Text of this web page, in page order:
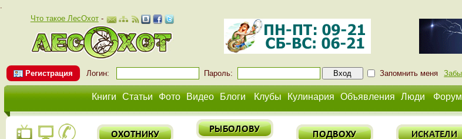
.
Что такое ЛесОхот-
Регистрация Логин: Пароль: Запомнить меня
Книги Статьи Фото Видео Блоги Клубы Кулинария Объявления Люди